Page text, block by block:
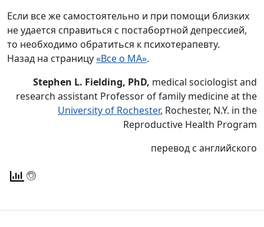
Если все же самостоятельно и при помощи близких
не удается справиться с постабортной депрессией,
то необходимо обратиться к психотерапевту.
Назад на страницу«Все о МА».
Stephen L. Fielding, PhD, medical sociologist and
research assistant Professor of family medicine at the
University of Rochester, Rochester, N.Y. in the
Reproductive Health Program
перевод с английского